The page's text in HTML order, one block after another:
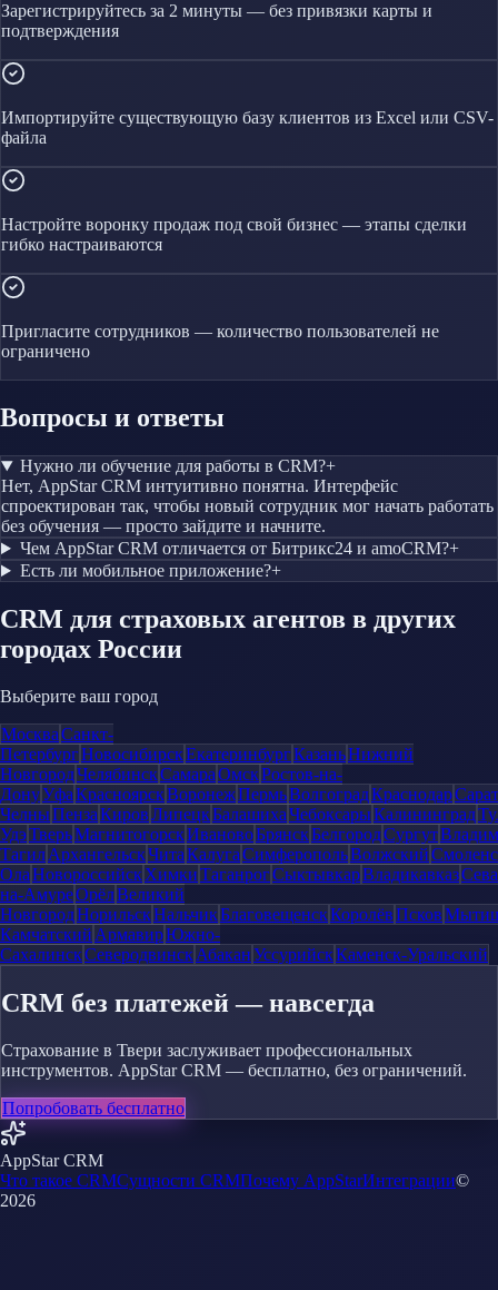
Зарегистрируйтесь за 2 минуты — без привязки карты и
подтверждения
Импортируйте существующую базу клиентов из Excel или CSV-
файла
Настройте воронку продаж под свой бизнес — этапы сделки
гибко настраиваются
Пригласите сотрудников — количество пользователей не
ограничено
Вопросы и ответы
Нужно ли обучение для работы в CRM?+
Нет, AppStar CRM интуитивно понятна. Интерфейс
спроектирован так, чтобы новый сотрудник мог начать работать
без обучения — просто зайдите и начните.
Чем AppStar CRM отличается от Битрикс24 и amoCRM?+
Есть ли мобильное приложение?+
CRM для страховых агентов в других
городах России
Выберите ваш город
МоскваСанкт-
ПетербургНовосибирскЕкатеринбургКазаньНижний
НовгородЧелябинскСамараОмскРостов-на-
ДонуУфаКрасноярскВоронежПермьВолгоградКраснодар
ЧелныПензаКировЛипецкБалашихаЧебоксарыКалининград
УдэТверьМагнитогорскИвановоБрянскБелгородСургут
ТагилАрхангельскЧитаКалугаСимферопольВолжский
ОлаНовороссийскХимкиТаганрогСыктывкарВладикавказ
на-АмуреОрёлВеликий
НовгородНорильскНальчикБлаговещенскКоролёвПсков
Камчатский АрмавирЮжно-
СахалинскСеверодвинскАбаканУссурийскКаменск-Уральский
CRM без платежей — навсегда
Страхование в Твери заслуживает профессиональных
инструментов. AppStar CRM — бесплатно, без ограничений.
Попробовать бесплатно
AppStar CRM
Что такое CRMСущности CRMПочему AppStarИнтеграции©
2026